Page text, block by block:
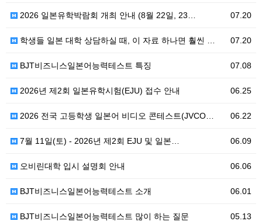
07.20
2026 일본유학박람회 개최 안내 (8월 22일, 23…
07.20
학생들 일본 대학 상담하실 때, 이 자료 하나면 훨씬 …
07.08
BJT비즈니스일본어능력테스트 특징
06.25
2026년 제2회 일본유학시험(EJU) 접수 안내
06.22
2026 전국 고등학생 일본어 비디오 콘테스트(JVCO…
06.09
7월 11일(토) - 2026년 제2회 EJU 및 일본…
06.06
오비린대학 입시 설명회 안내
06.01
BJT비즈니스일본어능력테스트 소개
05.13
BJT비즈니스일본어능력테스트 많이 하는 질문